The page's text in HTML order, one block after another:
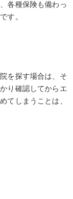
各種保険も備わっ
す。
を探す場合は、そ
り確認してからエ
てしまうことは、